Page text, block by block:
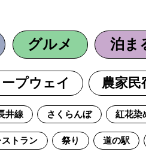
グルメ 泊ま
プウェイ 農家民
井線 さくらんぼ 紅花染
ストラン 祭り 道の駅